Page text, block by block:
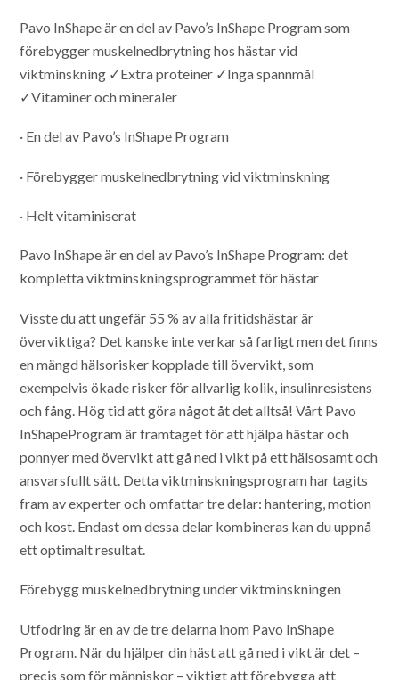
Pavo InShape är en del av Pavo’s InShape Program som
förebygger muskelnedbrytning hos hästar vid
viktminskning ✓Extra proteiner ✓Inga spannmål
✓Vitaminer och mineraler
· En del av Pavo’s InShape Program
· Förebygger muskelnedbrytning vid viktminskning
· Helt vitaminiserat
Pavo InShape är en del av Pavo’s InShape Program: det
kompletta viktminskningsprogrammet för hästar
Visste du att ungefär 55 % av alla fritidshästar är
överviktiga? Det kanske inte verkar så farligt men det finns
en mängd hälsorisker kopplade till övervikt, som
exempelvis ökade risker för allvarlig kolik, insulinresistens
och fång. Hög tid att göra något åt det alltså! Vårt Pavo
InShapeProgram är framtaget för att hjälpa hästar och
ponnyer med övervikt att gå ned i vikt på ett hälsosamt och
ansvarsfullt sätt. Detta viktminskningsprogram har tagits
fram av experter och omfattar tre delar: hantering, motion
och kost. Endast om dessa delar kombineras kan du uppnå
ett optimalt resultat.
Förebygg muskelnedbrytning under viktminskningen
Utfodring är en av de tre delarna inom Pavo InShape
Program. När du hjälper din häst att gå ned i vikt är det –
precis som för människor – viktigt att förebygga att